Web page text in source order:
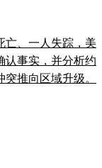
亡、一人失踪，美
认事实，并分析约
推向区域升级。